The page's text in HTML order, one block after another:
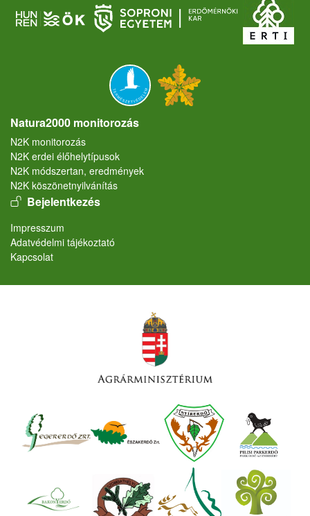
Natura2000 monitorozás
N2K monitorozás
N2K erdei élőhelytípusok
N2K módszertan, eredmények
N2K köszönetnyilvánítás
User account menu
Bejelentkezés
Lábléc
Impresszum
Adatvédelmi tájékoztató
Kapcsolat